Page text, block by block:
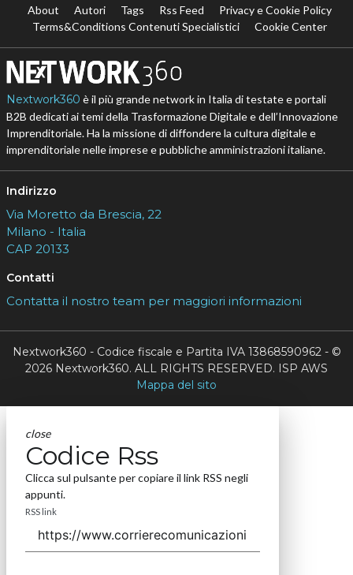
About Autori Tags Rss Feed
Privacy e Cookie Policy
Terms&Conditions Contenuti Specialistici
Cookie Center
Nextwork360 è il più grande network in Italia di testate e portali
B2B dedicati ai temi della Trasformazione Digitale e dell’Innovazione
Imprenditoriale. Ha la missione di diffondere la cultura digitale e
imprenditoriale nelle imprese e pubbliche amministrazioni italiane.
Indirizzo
Via Moretto da Brescia, 22
Milano - Italia
CAP 20133
Contatti
Contatta il nostro team per maggiori informazioni
Nextwork360 - Codice fiscale e Partita IVA 13868590962 - ©
2026 Nextwork360. ALL RIGHTS RESERVED. ISP AWS
Mappa del sito
close
Codice Rss
Clicca sul pulsante per copiare il link RSS negli
appunti.
RSS link